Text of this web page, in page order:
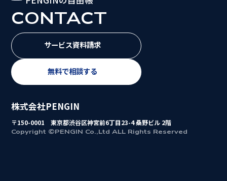
CONTACT
サービス資料請求
無料で相談する
株式会社PENGIN
〒150-0001 東京都渋谷区神宮前6丁目23-4 桑野ビル 2階
Copyright ©PENGIN Co.,Ltd ALL Rights Reserved